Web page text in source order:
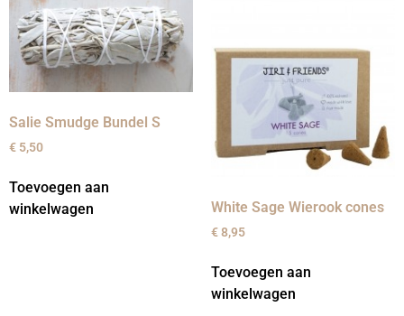
Salie Smudge Bundel S
€ 5,50
Toevoegen aan
winkelwagen
White Sage Wierook cones
€8,95
Toevoegen aan
winkelwagen